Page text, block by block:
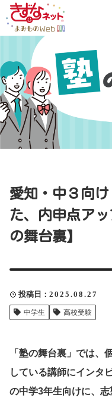
愛知・中３向
た、内申点ア
の舞台裏】
投稿日 2025.08.27
中学生 高校受験
「塾の舞台裏」では、
している講師にインタ
の中学3年生向けに、
感